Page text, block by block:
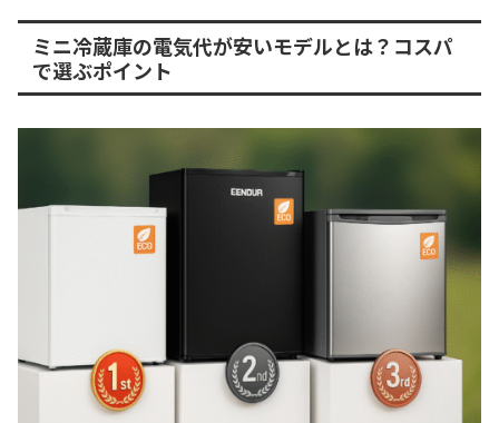
ミニ冷蔵庫の電気代が安いモデルとは？コスパ
で選ぶポイント